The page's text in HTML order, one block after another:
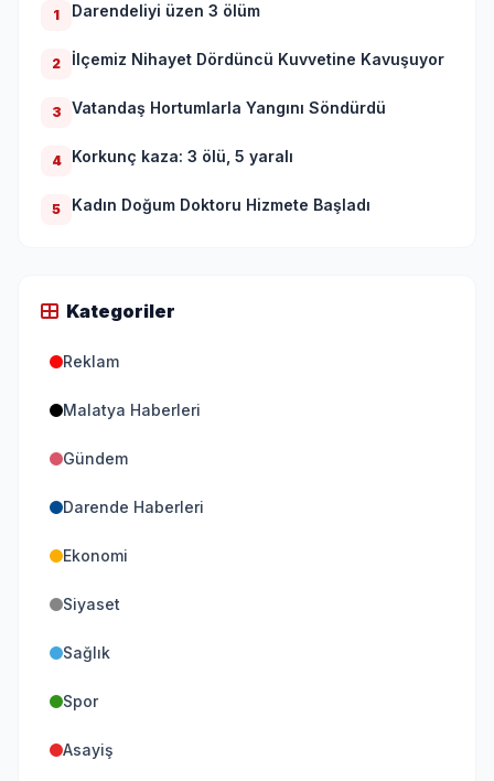
1 Darendeliyi üzen 3 ölüm
2 İlçemiz Nihayet Dördüncü Kuvvetine Kavuşuyor
3 Vatandaş Hortumlarla Yangını Söndürdü
4 Korkunç kaza: 3 ölü, 5 yaralı
5 Kadın Doğum Doktoru Hizmete Başladı
Kategoriler
Reklam
Malatya Haberleri
Gündem
Darende Haberleri
Ekonomi
Siyaset
Sağlık
Spor
Asayiş